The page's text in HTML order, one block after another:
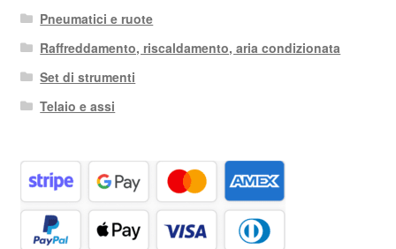
Pneumatici e ruote
Raffreddamento, riscaldamento, aria condizionata
Set di strumenti
Telaio e assi